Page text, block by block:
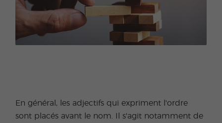
En général, les adjectifs qui expriment l'ordre
sont placés avant le nom. Il s'agit notamment de